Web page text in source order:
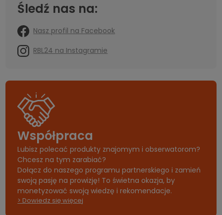
Śledź nas na:
Nasz profil na Facebook
RBL24 na Instagramie
Współpraca
Lubisz polecać produkty znajomym i obserwatorom?
Chcesz na tym zarabiać?
Dołącz do naszego programu partnerskiego i zamień
swoją pasję na prowizję! To świetna okazja, by
monetyzować swoją wiedzę i rekomendacje.
> Dowiedz się więcej